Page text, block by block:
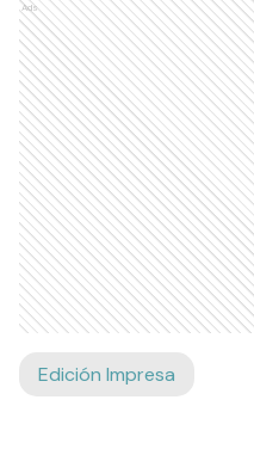
Ads
Edición Impresa